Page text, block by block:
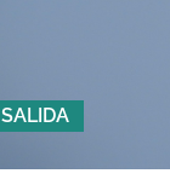
SALIDA